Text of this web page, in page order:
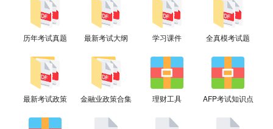
历年考试真题 最新考试大纲 学习课件 全真模考试题
最新考试政策 金融业政策合集 理财工具 AFP考试知识点